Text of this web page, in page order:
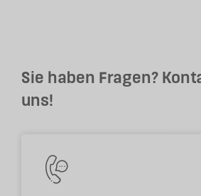
Sie haben Fragen?
uns!